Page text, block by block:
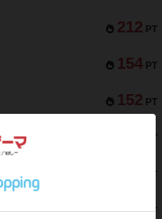
212 PT
154 PT
152 PT
PT
PT
118 PT